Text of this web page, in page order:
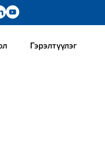
Гэрэлтүүлэг